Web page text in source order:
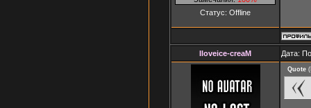
Статус: Offline
Iloveice-creaM Дата:
Quote (